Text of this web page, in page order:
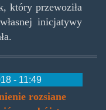
który przewoziła
inicjatywy
- 11:49
rozsiane